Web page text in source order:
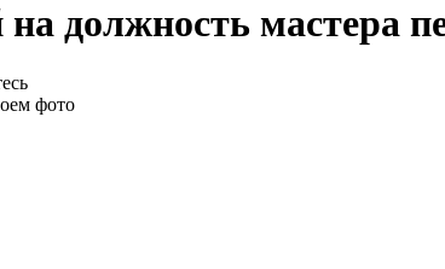
должность мастера
фото